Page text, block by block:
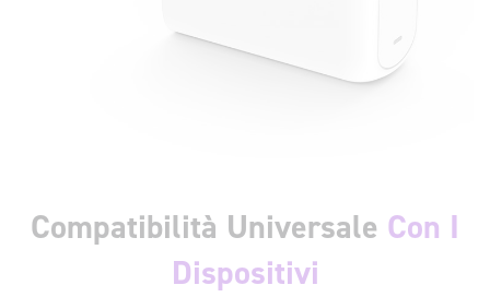
Compatibilità Universale Con I
Dispositivi